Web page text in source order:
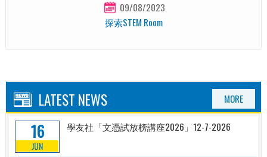
09/08/2023
探索STEM Room
MORE
LATEST NEWS
16
JUN
學友社「文憑試放榜講座2026」12-7-2026